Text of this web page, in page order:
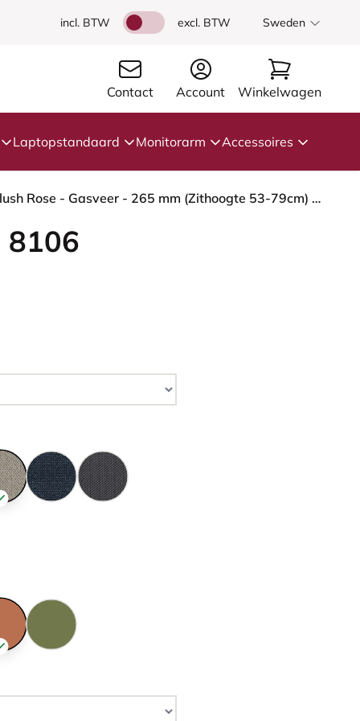
incl. BTW excl. BTW Sweden
Contact Account Winkelwagen
Laptopstandaard Monitorarm Accessoires
HÅG Capisco 8106 - Capture (Gabriel) - Wol / Polyamide - CPT5103 - Light beige - Framekleur - Blush Rose - Gasveer - 265 mm (Zithoogte 53-79cm) - Vloercontact - Glijdoppen - Voetenring - Ja, in framekleur - Voetster - Nee, voetster in framekleur
8106